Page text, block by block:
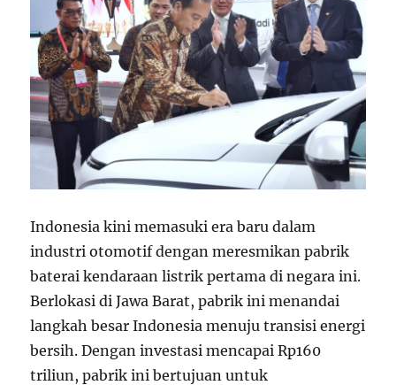
Indonesia kini memasuki era baru dalam
industri otomotif dengan meresmikan pabrik
baterai kendaraan listrik pertama di negara ini.
Berlokasi di Jawa Barat, pabrik ini menandai
langkah besar Indonesia menuju transisi energi
bersih. Dengan investasi mencapai Rp160
triliun, pabrik ini bertujuan untuk